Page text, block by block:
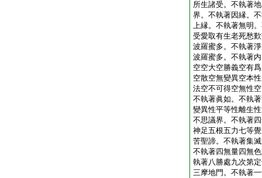
所生諸受。不執著
界。不執著因縁。
上縁。不執著無明
受愛取有生老死愁
波羅蜜多。不執著
波羅蜜多。不執著
空空大空勝義空有
空散空無變異空本
法空不可得空無性
不執著眞如。不執
變異性平等性離生
不思議界。不執著
神足五根五力七等
苦聖諦。不執著集
不執著四無量四無
執著八勝處九次第
三摩地門。不執著